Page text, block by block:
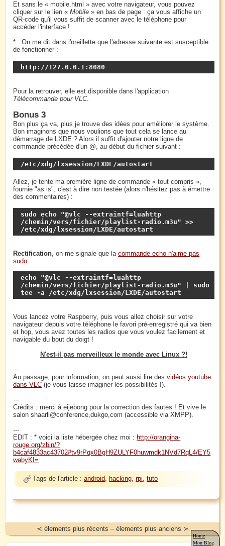
Et sans le « mobile.html » avec votre navigateur, vous pouvez
cliquer sur le lien «Mobile » en bas de page : ça vous affiche un
QR-code qu'il vous suffit de scanner avec le téléphone pour
accéder l'interface !
* : On me dit dans l'oreillette que l'adresse suivante est susceptible
de fonctionner :
http://127.0.0.1:8080
Pour la retrouver, elle est disponible dans l'application
Télécommande pour VLC.
Bonus 3
Bon plus ça va, plus je trouve des idées pour améliorer le système.
Bon imaginons que nous voulions que tout cela se lance au
démarrage de LXDE ? Alors il suffit d'ajouter notre ligne de
commande précédée d'un @, au début du fichier suivant :
/etc/xdg/lxsession/LXDE/autostart
Allez, je tente ma première ligne de commande « tout compris »,
fournie "as is", c'est à dire non testée (alors n'hésitez pas à émettre
des commentaires) :
sudo echo "@vlc --extraintf=luahttp
/chemin/vers/fichier/playlist-radio.m3u" >>
/etc/xdg/lxsession/LXDE/autostart
Rectification, on me signale que lacommande echo n'aime pas
sudo :
echo "@vlc --extraintf=luahttp
/chemin/vers/fichier/playlist-radio.m3u" | sudo
tee -a /etc/xdg/lxsession/LXDE/autostart
Vous lancez votre Raspberry, puis vous allez choisir sur votre
navigateur depuis votre téléphone le favori pré-enregistré qui va bien
et hop, vous avez toutes les radios que vous voulez facilement et
navigable du bout du doigt !
N'est-il pas merveilleux le monde avec Linux ?!
---
Au passage, pour information, on peut aussi lire desvidéos youtube
dans VLC (je vous laisse imaginer les possibilités !).
---
Crédits : merci à eijebong pour la correction des fautes ! Et vive le
salon shaarli@conference,dukgo,com (accessible via XMPP).
---
EDIT : * voici la liste hébergée chez moi : http://orangina-
rouge.org/zbin/?
b4caf4833ac43702#tv9rPqx0BgH9ZULYF0huwmdk1NVd7RqL4/EY5
wabyKI=
Tags de l'article :android, hacking,rpi,tuto
≺ élements plus récents – élements plus anciens ≻
Home
Mon Blog